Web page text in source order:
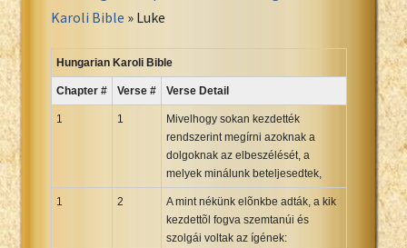
Russian Synodal 1876 Bible
Russian Synodal Bible Win-1251
Spanish RV 1909 Bible
Spanish Sag. Escrituras 1569
Swahili New Testament
Karoli Bible » Luke
Hungarian Karoli Bible
Chapter # Verse # Verse Detail
1 1
Mivelhogy sokan kezdették
rendszerint megírni azoknak a
dolgoknak az elbeszélését, a
melyek minálunk beteljesedtek,
1 2
A mint nékünk elõnkbe adták, a kik
kezdettõl fogva szemtanúi és
szolgái voltak az ígének: